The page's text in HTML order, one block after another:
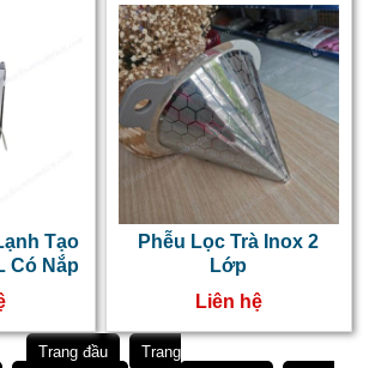
Tạo
Có Nắp
Phễu Lọc Trà Inox 2
Lớp
Liên hệ
Trang đầu
Trang